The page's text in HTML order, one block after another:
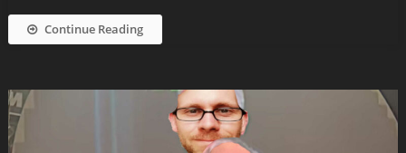
Continue Reading